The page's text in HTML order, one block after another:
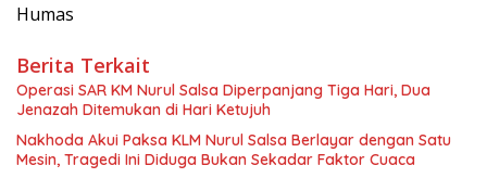
Humas
Berita Terkait
Operasi SAR KM Nurul Salsa Diperpanjang Tiga Hari, Dua
Jenazah Ditemukan di Hari Ketujuh
‎Nakhoda Akui Paksa KLM Nurul Salsa Berlayar dengan Satu
Mesin, Tragedi Ini Diduga Bukan Sekadar Faktor Cuaca